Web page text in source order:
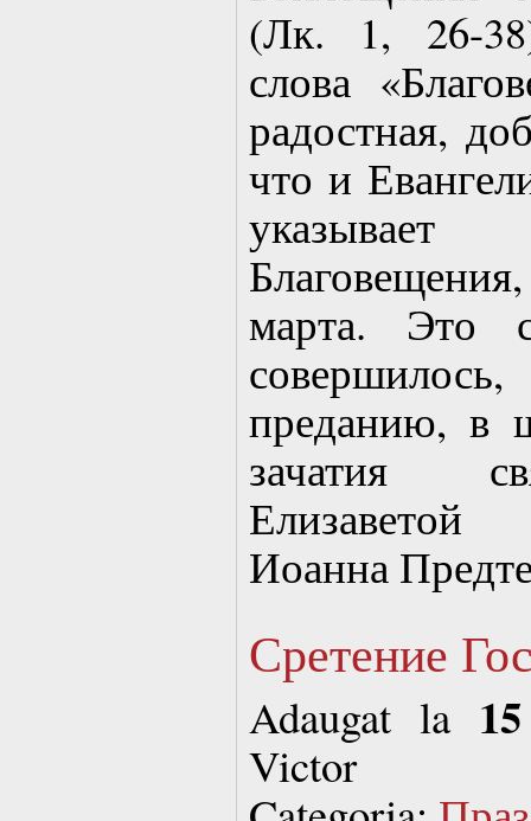
(Лк. 1, 26-
слова
радостная,
что и
марта. Это
преданию, в
зачатия
Иоанна
Сретение
Adaugat la
Victor